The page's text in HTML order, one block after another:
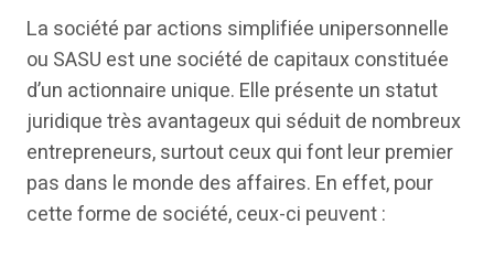
La société par actions simplifiée unipersonnelle
ou SASU est une société de capitaux constituée
d’un actionnaire unique. Elle présente un statut
juridique très avantageux qui séduit de nombreux
entrepreneurs, surtout ceux qui font leur premier
pas dans le monde des affaires. En effet, pour
cette forme de société, ceux-ci peuvent :